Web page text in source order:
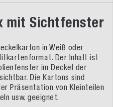
mit Sichtfenster
in Weiß oder
Der Inhalt ist
im Deckel der
Die Kartons sind
Präsentation von Kleinteilen
usw. geeignet.